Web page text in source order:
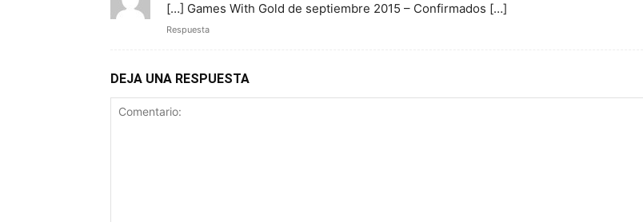
[…] Games With Gold de septiembre 2015 – Confirmados […]
Respuesta
DEJA UNA RESPUESTA